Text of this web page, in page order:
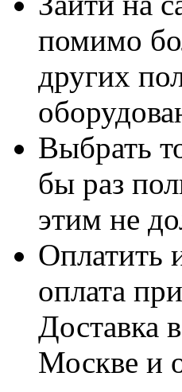
помимо
других
Выбрать
бы раз
этим не
Оплатить
оплата
Доставка
Москве и